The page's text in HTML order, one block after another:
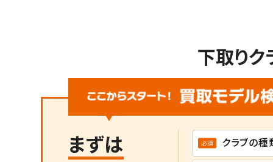
下取りク
まずは